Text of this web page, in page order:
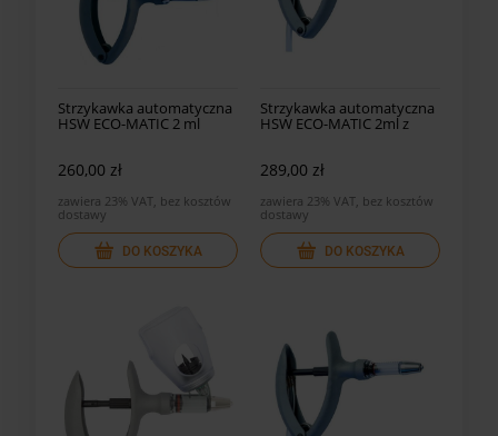
Strzykawka automatyczna
HSW ECO-MATIC 2 ml
260,00 zł
zawiera 23% VAT, bez kosztów
dostawy
DO KOSZYKA
Strzykawka automatyczna
HSW ECO-MATIC 2ml z
289,00 zł
zawiera 23% VAT, bez kosztów
dostawy
DO KOSZYKA